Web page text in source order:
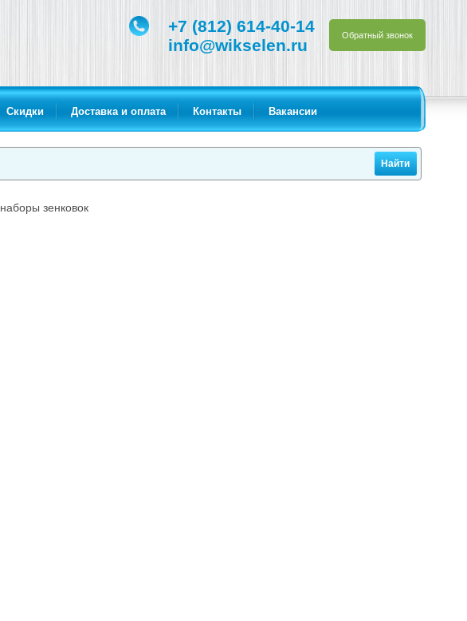
+7 (812) 614-40-14
info@wikselen.ru
Обратный звонок
Скидки Доставка и оплата Контакты Вакансии
наборы зенковок